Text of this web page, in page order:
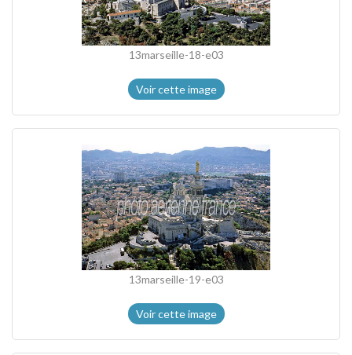
13marseille-18-e03
Voir cette image
13marseille-19-e03
Voir cette image